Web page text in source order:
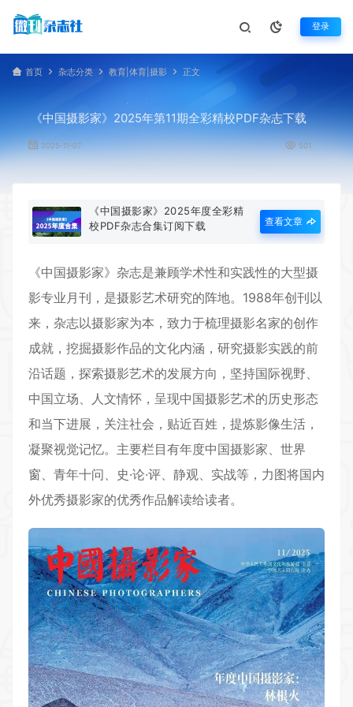
登录
首页 杂志分类 教育|体育|摄影 正文
《中国摄影家》2025年第11期全彩精校PDF杂志下载
2025-11-07 501
《中国摄影家》2025年度全彩精
校PDF杂志合集订阅下载
查看文章
《中国摄影家》杂志是兼顾学术性和实践性的大型摄
影专业月刊，是摄影艺术研究的阵地。1988年创刊以
来，杂志以摄影家为本，致力于梳理摄影名家的创作
成就，挖掘摄影作品的文化内涵，研究摄影实践的前
沿话题，探索摄影艺术的发展方向，坚持国际视野、
中国立场、人文情怀，呈现中国摄影艺术的历史形态
和当下进展，关注社会，贴近百姓，提炼影像生活，
凝聚视觉记忆。主要栏目有年度中国摄影家、世界
窗、青年十问、史·论·评、静观、实战等，力图将国内
外优秀摄影家的优秀作品解读给读者。